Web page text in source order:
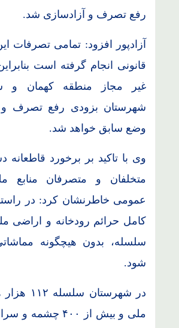
رفع تصرف و آزادسازی شد.
آزادپور افزود: تمامی تصرفات
قانونی انجام گرفته است
غیر مجاز منطقه کهمان و
شهرستان بزودی رفع تصرف
وضع سابق خواهد شد.
وی با تاکید بر برخورد قاطعانه
متخلفان و متصرفان منابع
عمومی خاطرنشان کرد: در
کامل حرائم رودخانه و اراضی
سلسله، بدون هیچگونه
شود.
در شهرستان
ملی و بیش از ۴۰۰